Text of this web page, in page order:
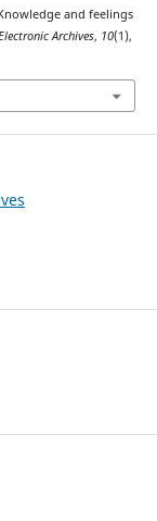
Knowledge and feelings
Archives, 10(1),